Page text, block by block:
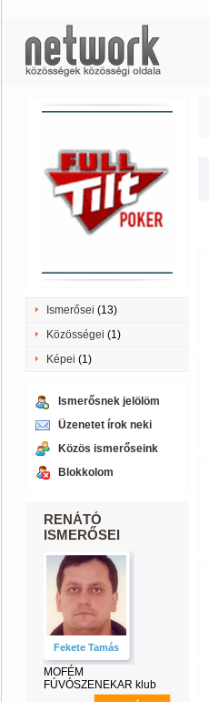
Ismerősei (13)
Közösségei (1)
Képei (1)
Ismerősnek jelölöm
Üzenetet írok neki
Közös ismerőseink
Blokkolom
RENÁTÓ
ISMERŐSEI
Fekete Tamás
MOFÉM
FÚVÓSZENEKAR klub